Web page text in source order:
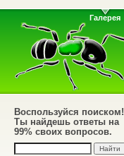
Галерея
Воспользуйся поиском!
Ты найдешь ответы на
99% своих вопросов.